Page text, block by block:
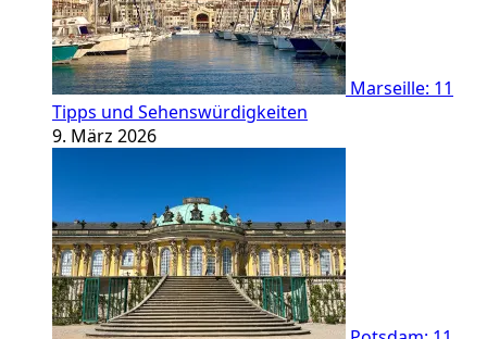
Marseille: 11
Tipps und Sehenswürdigkeiten
9. März 2026